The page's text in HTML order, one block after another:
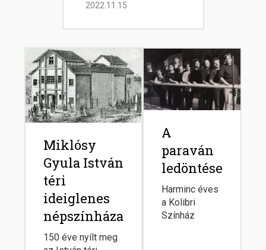
2022.11.15
Image
Miklósy
Gyula István
téri
ideiglenes
népszínháza
150 éve nyílt meg
A
paraván
ledöntése
Harminc éves
a Kolibri
Színház